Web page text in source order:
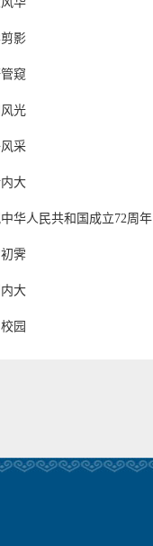
影
窥
光
采
大
华人民共和国成立72周年
霁
大
园